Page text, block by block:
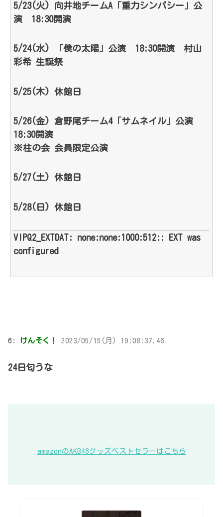
5/23(火) 向井地チームA「重力シンパシー」公
演 18:30開演
5/24(水) 「僕の太陽」公演 18:30開演 村山
彩希 生誕祭
5/25(木) 休館日
5/26(金) 倉野尾チーム4「サムネイル」公演
18:30開演
※柱の会 会員限定公演
5/27(土) 休館日
5/28(日) 休館日
VIPQ2_EXTDAT: none:none:1000:512:: EXT was
configured
6: けんそく！ 2023/05/15(月) 19:08:37.46
24日匂うな
amazonのAKB48グッズベストセラーはこちら